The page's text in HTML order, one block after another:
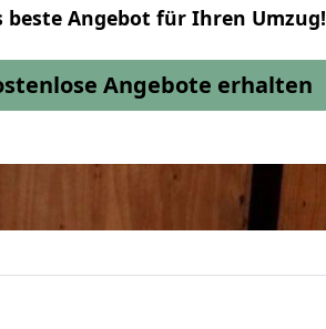
beste Angebot für Ihren Umzug!
Angebote erhalten